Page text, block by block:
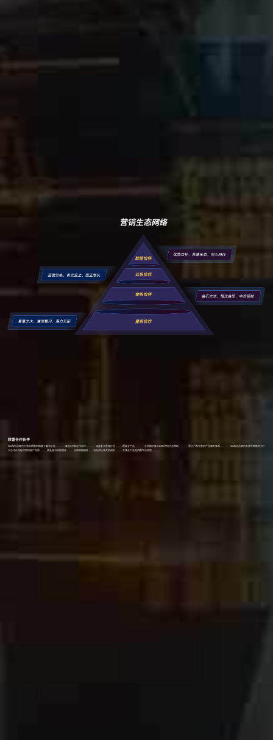
联盟合作伙伴
NG相信品牌的力量官网数码构建了遍布全国，，，，集合3万家合作伙伴，，，，涵盖各大垂直行业，，，覆盖全产品、、、、全周期的庞大B2B营销生态网络。。。。通过不断完善的产品服务体系，，，，NG相信品牌的力量官网数码为广
大合作伙伴提供营销推广支持、、、资金链与风控服务、、、伙伴赋能服务，，与合作伙伴共同成长，，，引领全产业链的数字化转型。。。。